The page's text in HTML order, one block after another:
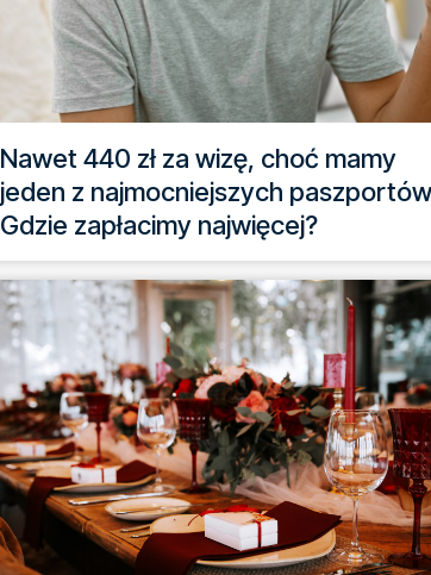
Nawet 440 zł za wizę, choć mamy
jeden z najmocniejszych
Gdzie zapłacimy najwięcej?